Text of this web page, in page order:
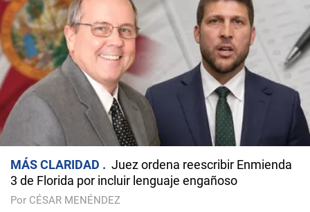
MÁS CLARIDAD
Juez ordena reescribir Enmienda
3 de Florida por incluir lenguaje engañoso
Por CÉSAR MENÉNDEZ